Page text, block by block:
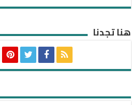
هنا تجدنا